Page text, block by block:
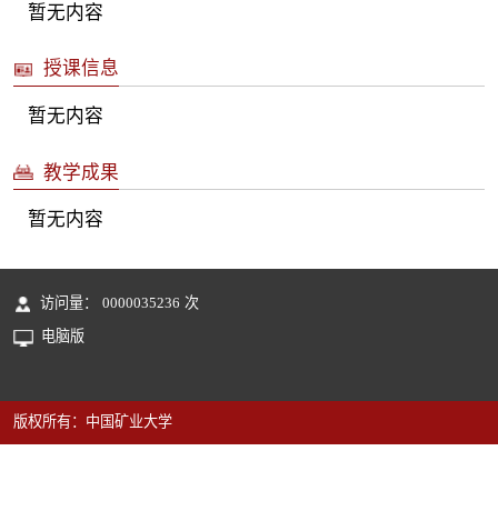
暂无内容
授课信息
暂无内容
教学成果
暂无内容
访问量： 0000035236 次
电脑版
版权所有：中国矿业大学